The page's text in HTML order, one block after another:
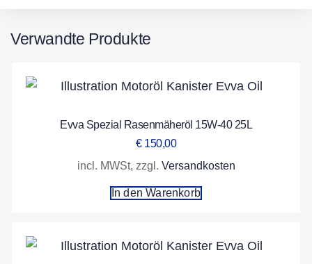
Verwandte Produkte
Evva Spezial Rasenmäheröl 15W-40 25L
€150,00
incl. MWSt, zzgl. Versandkosten
In den Warenkorb